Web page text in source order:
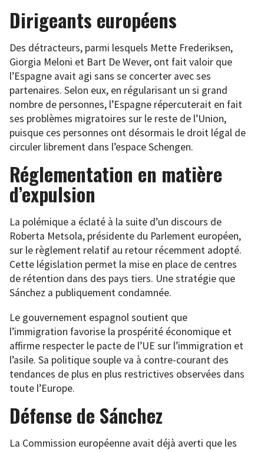
Dirigeants européens
Des détracteurs, parmi lesquels Mette Frederiksen,
Giorgia Meloni et Bart De Wever, ont fait valoir que
l’Espagne avait agi sans se concerter avec ses
partenaires. Selon eux, en régularisant un si grand
nombre de personnes, l’Espagne répercuterait en fait
ses problèmes migratoires sur le reste de l’Union,
puisque ces personnes ont désormais le droit légal de
circuler librement dans l’espace Schengen.
Réglementation en matière
d’expulsion
La polémique a éclaté à la suite d’un discours de
Roberta Metsola, présidente du Parlement européen,
sur le règlement relatif au retour récemment adopté.
Cette législation permet la mise en place de centres
de rétention dans des pays tiers. Une stratégie que
Sánchez a publiquement condamnée.
Le gouvernement espagnol soutient que
l’immigration favorise la prospérité économique et
affirme respecter le pacte de l’UE sur l’immigration et
l’asile. Sa politique souple va à contre-courant des
tendances de plus en plus restrictives observées dans
toute l’Europe.
Défense de Sánchez
La Commission européenne avait déjà averti que les